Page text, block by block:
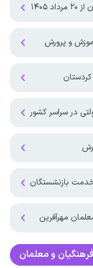
در سراسر کشور
خدمت بازنشستگان
مهرآفرین
و معلمان